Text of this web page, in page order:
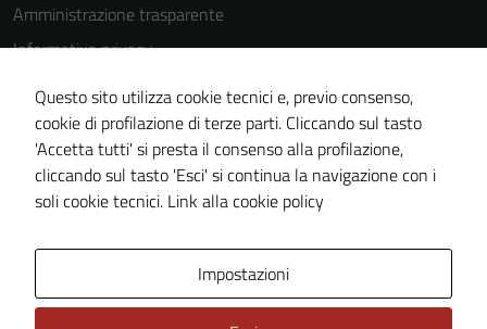
Amministrazione trasparente
Informativa privacy
Cookie Policy
Note legali
Dichiarazione di accessibilità
Piano di miglioramento del sito
Questo sito utilizza cookie tecnici e, previo consenso,
cookie di profilazione di terze parti. Cliccando sul tasto
'Accetta tutti' si presta il consenso alla profilazione,
cliccando sul tasto 'Esci' si continua la navigazione con i
soli cookie tecnici. Link alla cookie policy
Impostazioni
del sito e non
essere
disabilitati.
Questi cookie
non raccolgono
informazioni